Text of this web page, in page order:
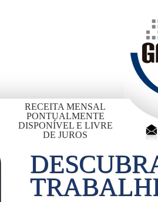
RECEITA MENSAL
PONTUALMENTE
DISPONÍVEL E LIVRE
DE JUROS